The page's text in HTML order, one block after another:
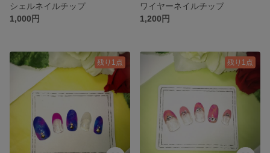
シェルネイルチップ
1,000円
ワイヤーネイルチップ
1,200円
残り1点 残り1点